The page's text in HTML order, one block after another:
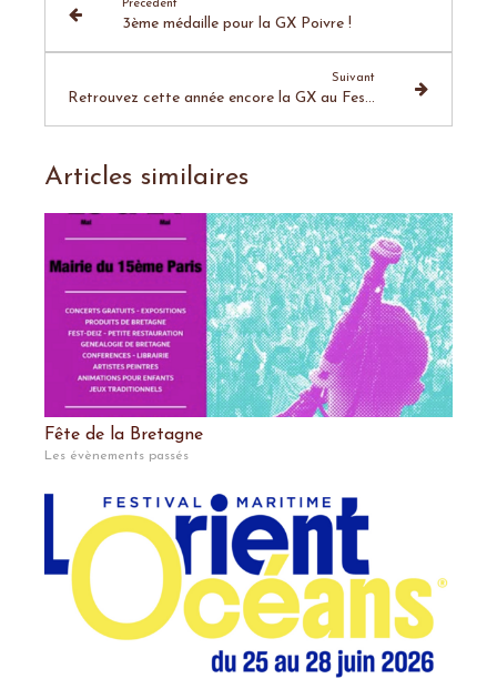
Précédent
3ème médaille pour la GX Poivre !
Suivant
Retrouvez cette année encore la GX au Festival Lorient Océans
Articles similaires
Fête de la Bretagne
Les évènements passés